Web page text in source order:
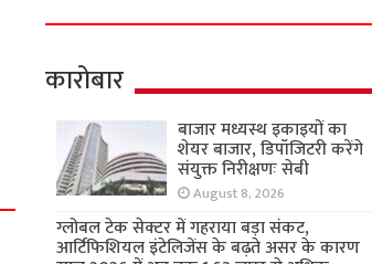
कारोबार
बाजार मध्यस्थ इकाइयों का
शेयर बाजार, डिपॉजिटरी करेंगे
संयुक्त निरीक्षणः सेबी
August 8, 2026
ग्लोबल टेक सेक्टर में गहराया बड़ा संकट,
आर्टिफिशियल इंटेलिजेंस के बढ़ते असर के कारण